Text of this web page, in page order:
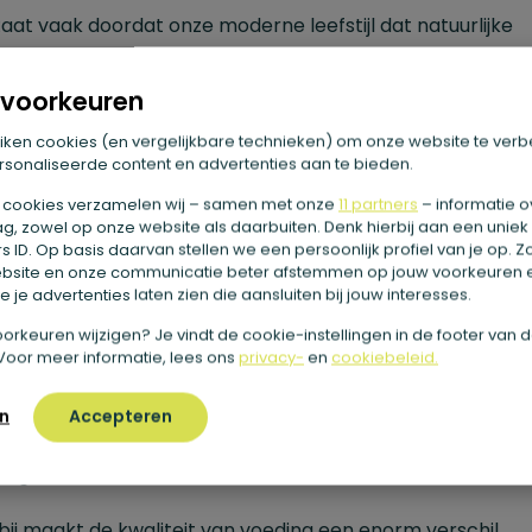
cookies (en vergelijkbare technieken) om onze website te
content en advertenties aan te bieden.
verzamelen wij – samen met onze 11 partners – informatie
zowel op onze website als daarbuiten. Denk hierbij aan een uniek
ID. Op basis daarvan stellen we een persoonlijk profiel van je op.
en onze communicatie beter afstemmen op jouw voorkeuren
je advertenties laten zien die aansluiten bij jouw interesses.
wijzigen? Je vindt de cookie-instellingen in de footer van
meer informatie, lees ons privacy- en cookiebeleid.
Accepteren
vaak doordat onze moderne leefstijl dat natuurlijke
ervoor dat je systeem nooit echt rust krijgt.
werkt een natuurlijke
darmreinigingdraait vooral om twee dingen:
Door tijdelijk lichter te eten of meer vloeibare
geef je je spijsvertering minder werk. Daardoor
voor herstel. Je lichaam hoeft minder energie te
maaltijden en kan zich beter focussen op balans en